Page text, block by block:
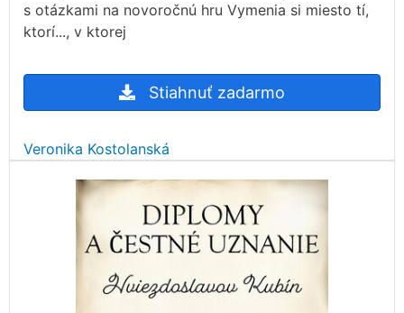
s otázkami na novoročnú hru Vymenia si miesto tí,
ktorí..., v ktorej
Stiahnuť zadarmo
Veronika Kostolanská